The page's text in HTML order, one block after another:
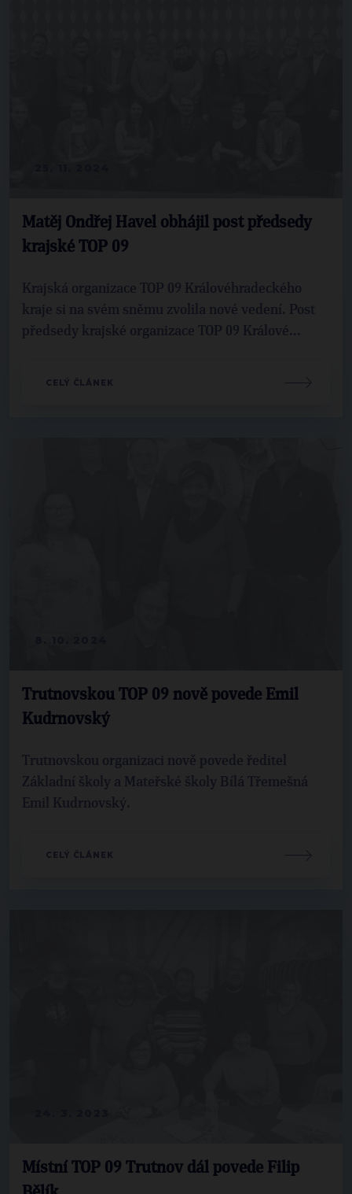
Matěj Ondřej Havel obhájil post předsedy
krajské TOP 09
Krajská organizace TOP 09 Královéhradeckého
kraje si na svém sněmu zvolila nové vedení. Post
předsedy krajské organizace TOP 09 Králové...
CELÝ ČLÁNEK
Trutnovskou TOP 09 nově povede Emil
Kudrnovský
Trutnovskou organizaci nově povede ředitel
Základní školy a Mateřské školy Bílá Třemešná
Emil Kudrnovský.
CELÝ ČLÁNEK
Místní TOP 09 Trutnov dál povede Filip